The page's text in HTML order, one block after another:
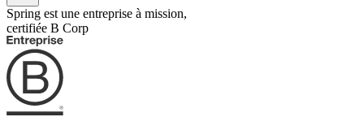
Spring est une entreprise à mission,
certifiée B Corp